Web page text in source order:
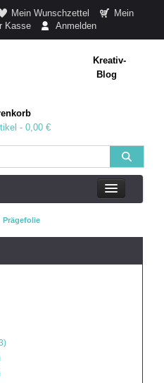
Mein Wunschzettel
Mein
Kasse Anmelden
Kreativ-
Blog
- 0,00 €
Prägefolie